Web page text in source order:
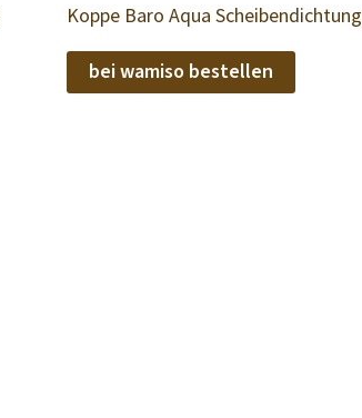
Koppe Baro Aqua Scheibendichtung
bei wamiso bestellen